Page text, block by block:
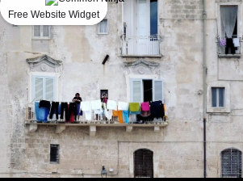
Free Website Widget
Free Website Widget
Free Website Widget